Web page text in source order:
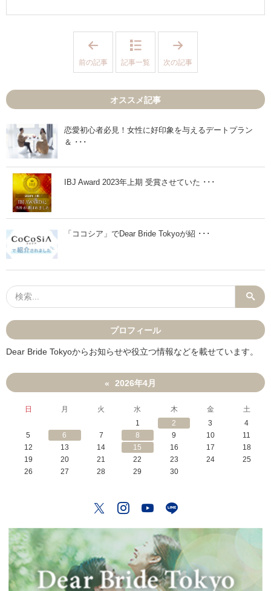
際
ら
真
剣
際
に
ん
！
前の記事 記事一覧
レ
G
プ
フ
ィ
「
」
も
お
は
」
次の記事
オススメ記事
恋愛初心者必見！女性に好印象を与えるデートプラン
＆ ･･･
IBJ Award 2023年上期 受賞させていた ･･･
「ココシア」でDear Bride Tokyoが紹 ･･･
プロフィール
Dear Bride Tokyoからお知らせや役立つ情報などを載せています。
« 2026年4月
日 月 火 水 木 金
土
1
2 3
4
5
6 7 8 9 10
11
12
13 14 15 16 17
18
19
20 21 22 23 24
25
26
27 28 29 30
TwitterInstagram
YouTube